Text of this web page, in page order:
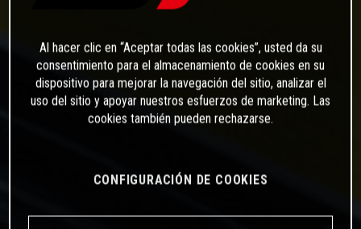
Al hacer clic en “Aceptar todas las cookies”, usted da su
consentimiento para el almacenamiento de cookies en su
dispositivo para mejorar la navegación del sitio, analizar el
uso del sitio y apoyar nuestros esfuerzos de marketing. Las
cookies también pueden rechazarse.
CONFIGURACIÓN DE COOKIES